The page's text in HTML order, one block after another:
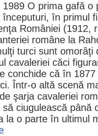
1989 O prima gafă o
începuturi, în primul
României (1912,
române la
turci sunt omorâţi
cavaleriei căci
conchide că în
Într-o altă scenă
şarja cavaleriei
ciugulească până
la o parte în ultimul